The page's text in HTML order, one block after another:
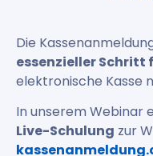
Die
essenzieller Schritt
elektronische Kasse
In unserem Webinar
Live-Schulung zur